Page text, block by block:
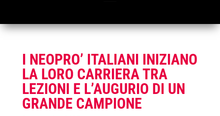
I NEOPRO’ ITALIANI INIZIANO
LA LORO CARRIERA TRA
LEZIONI E L’AUGURIO DI UN
GRANDE CAMPIONE